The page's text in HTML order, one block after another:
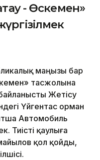
- Өскемен»
маңызы бар
тасжолына
Жетісу
Үйгентас орман
Автомобиль
Тиісті қаулыға
қол қойды,